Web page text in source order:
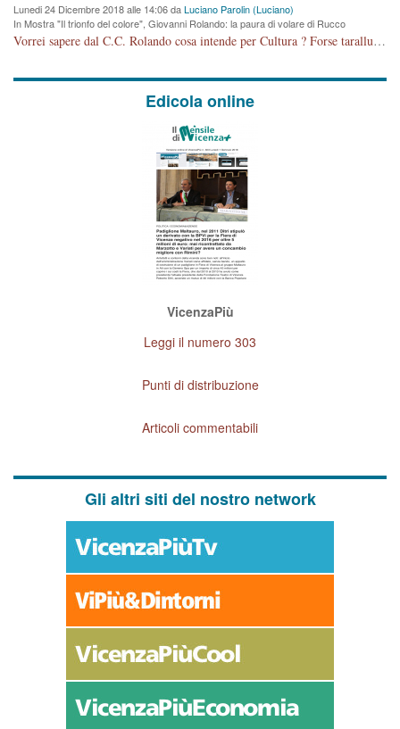
Lunedi 24 Dicembre 2018 alle 14:06 daLuciano Parolin (Luciano)
In Mostra "Il trionfo del colore", Giovanni Rolando: la paura di volare di Rucco
Vorrei sapere dal C.C. Rolando cosa intende per Cultura ? Forse tarallucci, vino e sagre, o spaghetti tricolori del PD ? Il continuo (s)parlare della mostra a Palazzo Chiericati caro consigliere DANNEGGIA FORTEMENTE l'immagine della città TUTTA e fa deviare i consensi che in RUSSIA (badi bene ex U.R.S.S.) sono ECCELLENTI. A livello artistico l'evento è di alta Valenza culturale, COMPITO di Tutta la Cittadinanza fare il possibile per propagandare l'iniziativa senza farne UN CASO PARTITICO come fa Lei da sempre. Meno Gazebo + Partecipazione! E così sia. Amen.
Edicola online
VicenzaPiù
Leggi il numero 303
Punti di distribuzione
Articoli commentabili
Gli altri siti del nostro network